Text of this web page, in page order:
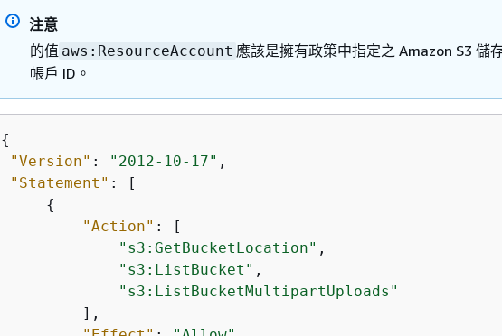
注意
的值 aws:ResourceAccount 應該是擁有政策中指定之 Amazon S3 儲
帳戶 ID。
{
"Version" : "2012-10-17" ,
"Statement" : [
{
"Action" : [
"s3:GetBucketLocation" ,
"s3:ListBucket" ,
"s3:ListBucketMultipartUploads"
         ],